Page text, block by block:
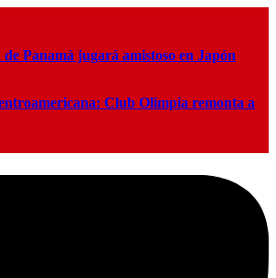
Panamá jugará amistoso en Japón
Club Olimpia remonta a